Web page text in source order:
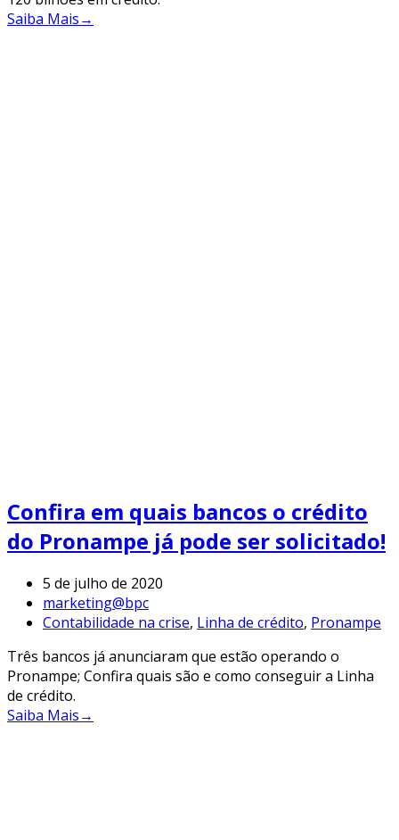
Saiba Mais→
Confira em quais bancos o crédito
do Pronampe já pode ser solicitado!
5 de julho de 2020
marketing@bpc
Contabilidade na crise, Linha de crédito, Pronampe
Três bancos já anunciaram que estão operando o
Pronampe; Confira quais são e como conseguir a Linha
de crédito.
Saiba Mais→